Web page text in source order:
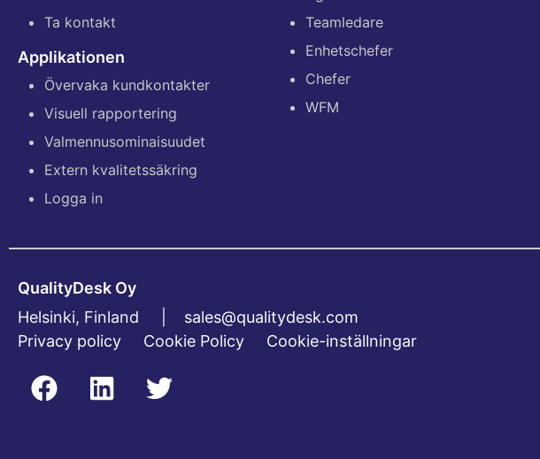
Ta kontakt
Applikationen
Övervaka kundkontakter
Visuell rapportering
Valmennusominaisuudet
Extern kvalitetssäkring
Logga in
Teamledare
Enhetschefer
Chefer
WFM
QualityDesk Oy
Helsinki, Finland | sales@qualitydesk.com
Privacy policy
Cookie Policy Cookie-inställningar